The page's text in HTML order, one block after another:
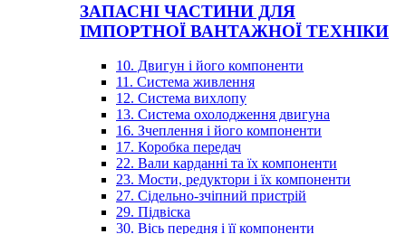
ЗАПАСНІ ЧАСТИНИ ДЛЯ
ІМПОРТНОЇ ВАНТАЖНОЇ ТЕХНІКИ
10. Двигун і його компоненти
11. Система живлення
12. Система вихлопу
13. Система охолодження двигуна
16. Зчеплення і його компоненти
17. Коробка передач
22. Вали карданні та їх компоненти
23. Мости, редуктори і їх компоненти
27. Сідельно-зчіпний пристрій
29. Підвіска
30. Вісь передня і її компоненти